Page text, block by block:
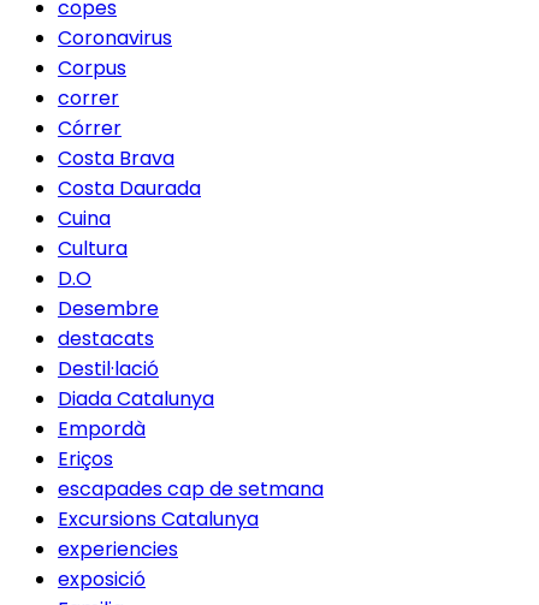
copes
Coronavirus
Corpus
correr
Córrer
Costa Brava
Costa Daurada
Cuina
Cultura
D.O
Desembre
destacats
Destil·lació
Diada Catalunya
Empordà
Eriços
escapades cap de setmana
Excursions Catalunya
experiencies
exposició